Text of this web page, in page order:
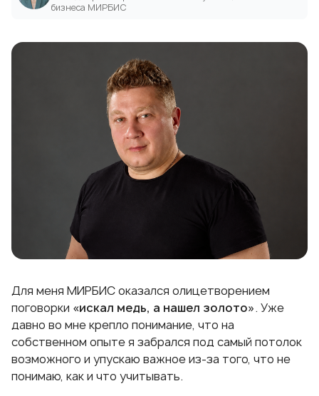
бизнеса МИРБИС
Для меня МИРБИС оказался олицетворением
поговорки «искал медь, а нашел золото». Уже
давно во мне крепло понимание, что на
собственном опыте я забрался под самый потолок
возможного и упускаю важное из-за того, что не
понимаю, как и что учитывать.